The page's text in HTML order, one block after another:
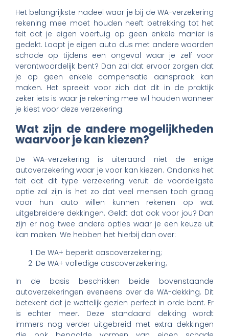
Het belangrijkste nadeel waar je bij de WA-verzekering
rekening mee moet houden heeft betrekking tot het
feit dat je eigen voertuig op geen enkele manier is
gedekt. Loopt je eigen auto dus met andere woorden
schade op tijdens een ongeval waar je zelf voor
verantwoordelijk bent? Dan zal dat ervoor zorgen dat
je op geen enkele compensatie aanspraak kan
maken. Het spreekt voor zich dat dit in de praktijk
zeker iets is waar je rekening mee wil houden wanneer
je kiest voor deze verzekering.
Wat zijn de andere mogelijkheden
waarvoor je kan kiezen?
De WA-verzekering is uiteraard niet de enige
autoverzekering waar je voor kan kiezen. Ondanks het
feit dat dit type verzekering veruit de voordeligste
optie zal zijn is het zo dat veel mensen toch graag
voor hun auto willen kunnen rekenen op wat
uitgebreidere dekkingen. Geldt dat ook voor jou? Dan
zijn er nog twee andere opties waar je een keuze uit
kan maken. We hebben het hierbij dan over:
De WA+ beperkt cascoverzekering;
De WA+ volledige cascoverzekering;
In de basis beschikken beide bovenstaande
autoverzekeringen eveneens over de WA-dekking. Dit
betekent dat je wettelijk gezien perfect in orde bent. Er
is echter meer. Deze standaard dekking wordt
immers nog verder uitgebreid met extra dekkingen